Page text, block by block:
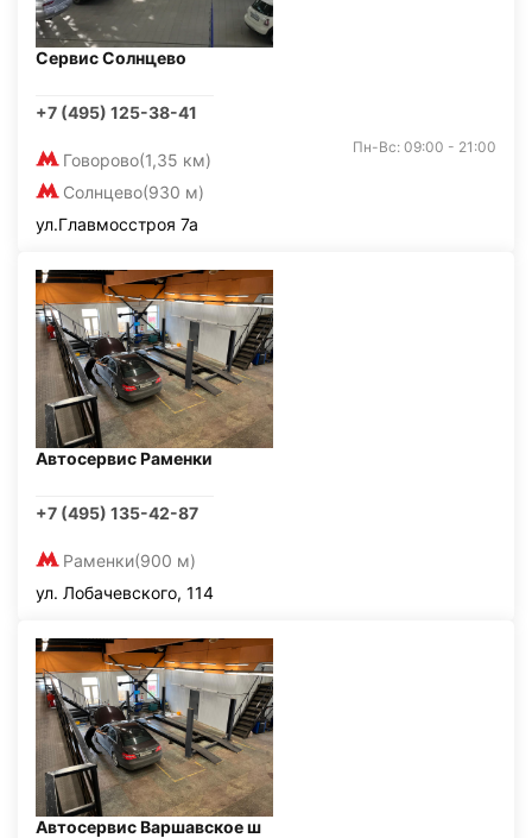
Сервис Солнцево
+7 (495) 125-38-41
Говорово(1,35 км)
Солнцево(930 м)
Пн-Вс: 09:00 - 21:00
ул.Главмосстроя 7а
Автосервис Раменки
+7 (495) 135-42-87
Раменки(900 м)
ул. Лобачевского, 114
Автосервис Варшавское ш